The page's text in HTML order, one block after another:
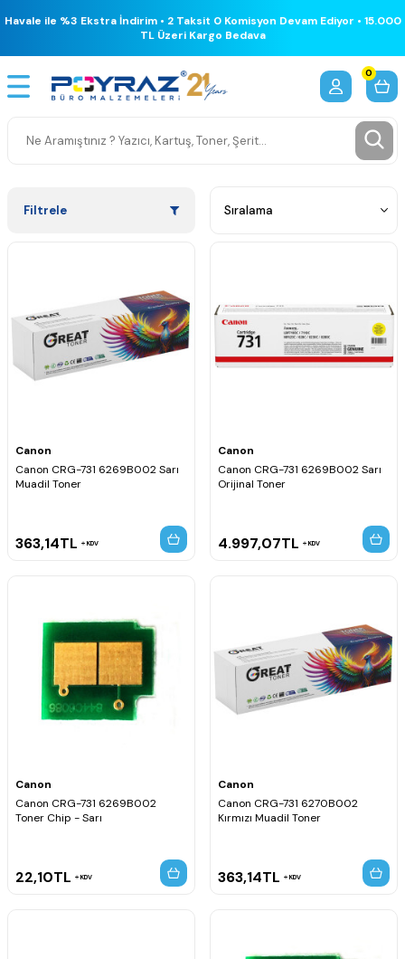
Havale ile %3 Ekstra İndirim • 2 Taksit 0 Komisyon Devam Ediyor • 15.000
TL Üzeri Kargo Bedava
0
Filtrele
Canon
Canon CRG-731 6269B002 Sarı
Muadil Toner
363,14TL KDV
Canon
Canon CRG-731 6269B002 Sarı
Orijinal Toner
4.997,07TL KDV
Canon
Canon CRG-731 6269B002
Toner Chip - Sarı
22,10TL KDV
Canon
Canon CRG-731 6270B002
Kırmızı Muadil Toner
363,14TL KDV